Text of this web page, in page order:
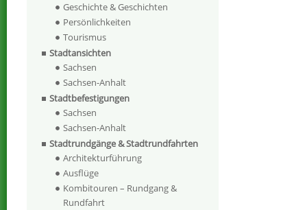
Geschichte & Geschichten
Persönlichkeiten
Tourismus
Stadtansichten
Sachsen
Sachsen-Anhalt
Stadtbefestigungen
Sachsen
Sachsen-Anhalt
Stadtrundgänge & Stadtrundfahrten
Architekturführung
Ausflüge
Kombitouren – Rundgang &
Rundfahrt